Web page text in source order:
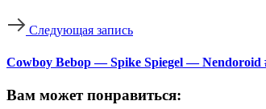
Следующая запись
Cowboy Bebop — Spike Spiegel — Nendoroid
Вам может понравиться: